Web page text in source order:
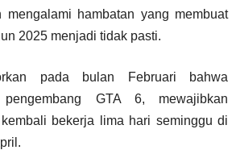
hambatan yang membuat
2025 menjadi tidak pasti.
pada bulan Februari bahwa
GTA 6, mewajibkan
bekerja lima hari seminggu di